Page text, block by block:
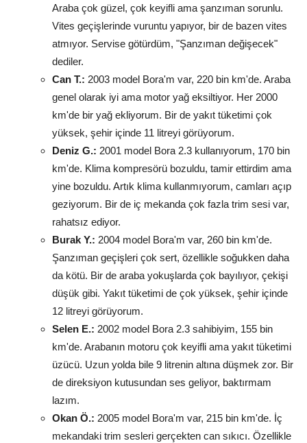
Araba çok güzel, çok keyifli ama şanzıman sorunlu.
Vites geçişlerinde vuruntu yapıyor, bir de bazen vites
atmıyor. Servise götürdüm, "Şanzıman değişecek"
dediler.
Can T.: 2003 model Bora'm var, 220 bin km'de. Araba
genel olarak iyi ama motor yağ eksiltiyor. Her 2000
km'de bir yağ ekliyorum. Bir de yakıt tüketimi çok
yüksek, şehir içinde 11 litreyi görüyorum.
Deniz G.: 2001 model Bora 2.3 kullanıyorum, 170 bin
km'de. Klima kompresörü bozuldu, tamir ettirdim ama
yine bozuldu. Artık klima kullanmıyorum, camları açıp
geziyorum. Bir de iç mekanda çok fazla trim sesi var,
rahatsız ediyor.
Burak Y.: 2004 model Bora'm var, 260 bin km'de.
Şanzıman geçişleri çok sert, özellikle soğukken daha
da kötü. Bir de araba yokuşlarda çok bayılıyor, çekişi
düşük gibi. Yakıt tüketimi de çok yüksek, şehir içinde
12 litreyi görüyorum.
Selen E.: 2002 model Bora 2.3 sahibiyim, 155 bin
km'de. Arabanın motoru çok keyifli ama yakıt tüketimi
üzücü. Uzun yolda bile 9 litrenin altına düşmek zor. Bir
de direksiyon kutusundan ses geliyor, baktırmam
lazım.
Okan Ö.: 2005 model Bora'm var, 215 bin km'de. İç
mekandaki trim sesleri gerçekten can sıkıcı. Özellikle